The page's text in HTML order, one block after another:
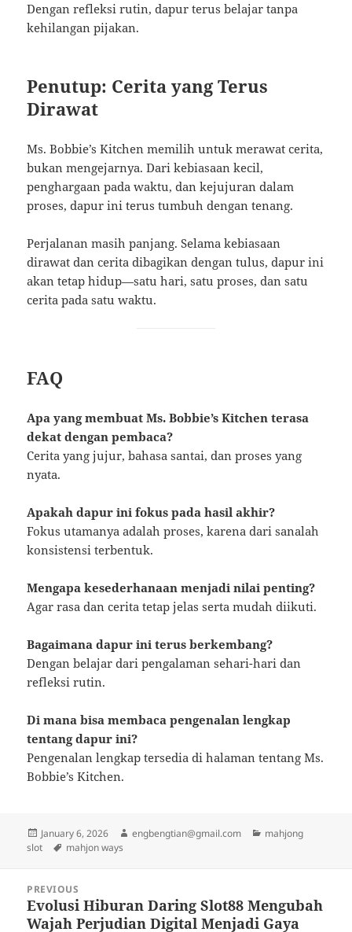
Dengan refleksi rutin, dapur terus belajar tanpa
kehilangan pijakan.
Penutup: Cerita yang Terus
Dirawat
Ms. Bobbie’s Kitchen memilih untuk merawat cerita,
bukan mengejarnya. Dari kebiasaan kecil,
penghargaan pada waktu, dan kejujuran dalam
proses, dapur ini terus tumbuh dengan tenang.
Perjalanan masih panjang. Selama kebiasaan
dirawat dan cerita dibagikan dengan tulus, dapur ini
akan tetap hidup—satu hari, satu proses, dan satu
cerita pada satu waktu.
FAQ
Apa yang membuat Ms. Bobbie’s Kitchen terasa
dekat dengan pembaca?
Cerita yang jujur, bahasa santai, dan proses yang
nyata.
Apakah dapur ini fokus pada hasil akhir?
Fokus utamanya adalah proses, karena dari sanalah
konsistensi terbentuk.
Mengapa kesederhanaan menjadi nilai penting?
Agar rasa dan cerita tetap jelas serta mudah diikuti.
Bagaimana dapur ini terus berkembang?
Dengan belajar dari pengalaman sehari-hari dan
refleksi rutin.
Di mana bisa membaca pengenalan lengkap
tentang dapur ini?
Pengenalan lengkap tersedia di halaman tentang Ms.
Bobbie’s Kitchen.
Posted
on
January 6, 2026 Author
engbengtian@gmail.com Categories
mahjong
slot
Tags
mahjon ways
navigation
PREVIOUS
Previous
post:
Evolusi Hiburan Daring Slot88 Mengubah
Wajah Perjudian Digital Menjadi Gaya